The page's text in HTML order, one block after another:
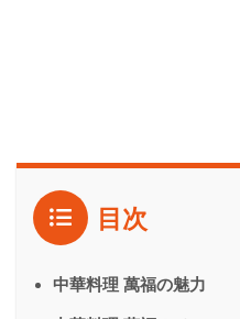
目次
中華料理 萬福の魅力